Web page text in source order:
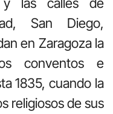
San Diego,
en Zaragoza la
conventos e
1835, cuando la
religiosos de sus